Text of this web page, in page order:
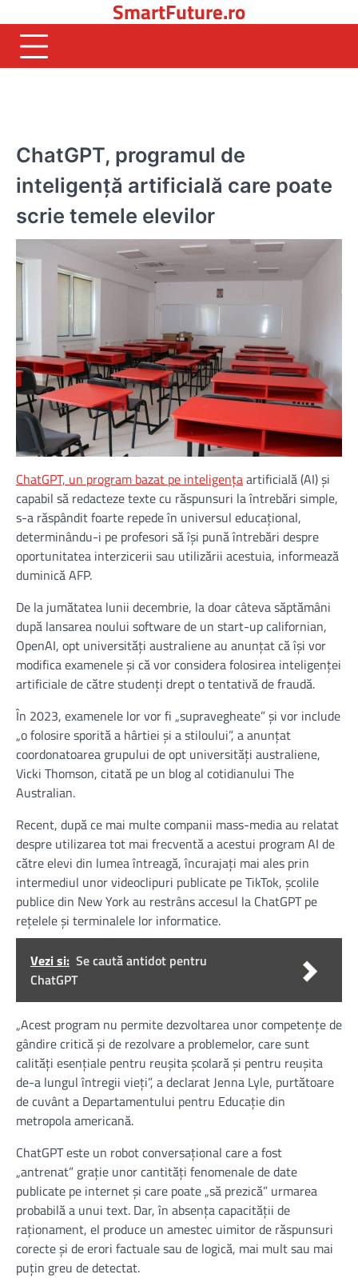
to
content
SmartFuture.ro
ChatGPT, programul de
inteligență artificială care poate
scrie temele elevilor
ChatGPT, un program bazat pe inteligenţaartificială (AI) şi
capabil să redacteze texte cu răspunsuri la întrebări simple,
s-a răspândit foarte repede în universul educaţional,
determinându-i pe profesori să îşi pună întrebări despre
oportunitatea interzicerii sau utilizării acestuia, informează
duminică AFP.
De la jumătatea lunii decembrie, la doar câteva săptămâni
după lansarea noului software de un start-up californian,
OpenAI, opt universităţi australiene au anunţat că îşi vor
modifica examenele şi că vor considera folosirea inteligenţei
artificiale de către studenţi drept o tentativă de fraudă.
În 2023, examenele lor vor fi „supravegheate” şi vor include
„o folosire sporită a hârtiei şi a stiloului”, a anunţat
coordonatoarea grupului de opt universităţi australiene,
Vicki Thomson, citată pe un blog al cotidianului The
Australian.
Recent, după ce mai multe companii mass-media au relatat
despre utilizarea tot mai frecventă a acestui program AI de
către elevi din lumea întreagă, încurajaţi mai ales prin
intermediul unor videoclipuri publicate pe TikTok, şcolile
publice din New York au restrâns accesul la ChatGPT pe
reţelele şi terminalele lor informatice.
Vezi si: Se caută antidot pentru
ChatGPT
„Acest program nu permite dezvoltarea unor competenţe de
gândire critică şi de rezolvare a problemelor, care sunt
calităţi esenţiale pentru reuşita şcolară şi pentru reuşita
de-a lungul întregii vieţi”, a declarat Jenna Lyle, purtătoare
de cuvânt a Departamentului pentru Educaţie din
metropola americană.
ChatGPT este un robot conversaţional care a fost
„antrenat” graţie unor cantităţi fenomenale de date
publicate pe internet şi care poate „să prezică” urmarea
probabilă a unui text. Dar, în absenţa capacităţii de
raţionament, el produce un amestec uimitor de răspunsuri
corecte şi de erori factuale sau de logică, mai mult sau mai
puţin greu de detectat.